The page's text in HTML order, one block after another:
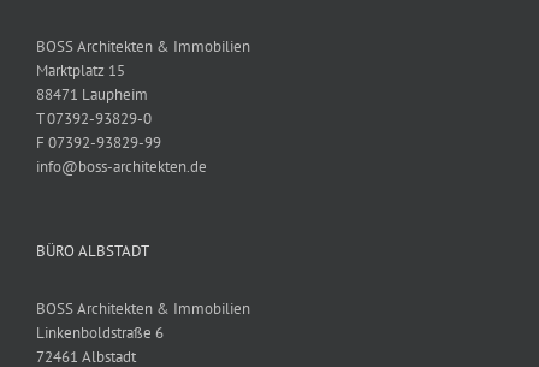
BOSS Architekten & Immobilien
Marktplatz 15
88471 Laupheim
T 07392-93829-0
F 07392-93829-99
info@boss-architekten.de
BÜRO ALBSTADT
BOSS Architekten & Immobilien
Linkenboldstraße 6
72461 Albstadt